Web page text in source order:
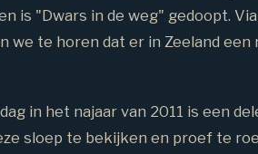
is "Dwars in de weg" gedoopt.
we te horen dat er in Zeeland een
in het najaar van 2011 is een
sloep te bekijken en proef te